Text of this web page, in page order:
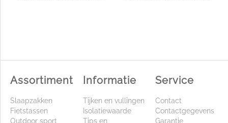
Assortiment
Slaapzakken
Fietstassen
Outdoor sport
Informatie
Tijken en vullingen
Isolatiewaarde
Tips en
Service
Contact
Contactgegevens
Garantie